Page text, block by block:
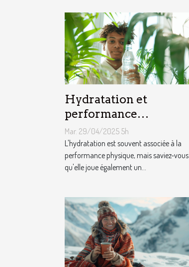
Hydratation et
performance
cognitive les liens
étroits à connaître
pour booster votre
productivité
Mar. 29/04/2025 5h
L'hydratation est souvent associée à la
performance physique, mais saviez-vous
qu'elle joue également un...